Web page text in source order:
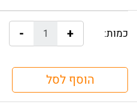
כמות: +
-
הוסף לסל